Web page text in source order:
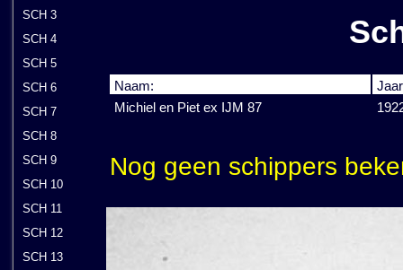
SCH 3
SCH 4
SCH 5
SCH 6
SCH 7
SCH 8
SCH 9
SCH 10
SCH 11
SCH 12
SCH 13
Naam:
Michiel en Piet ex IJM 87
Nog geen schippers